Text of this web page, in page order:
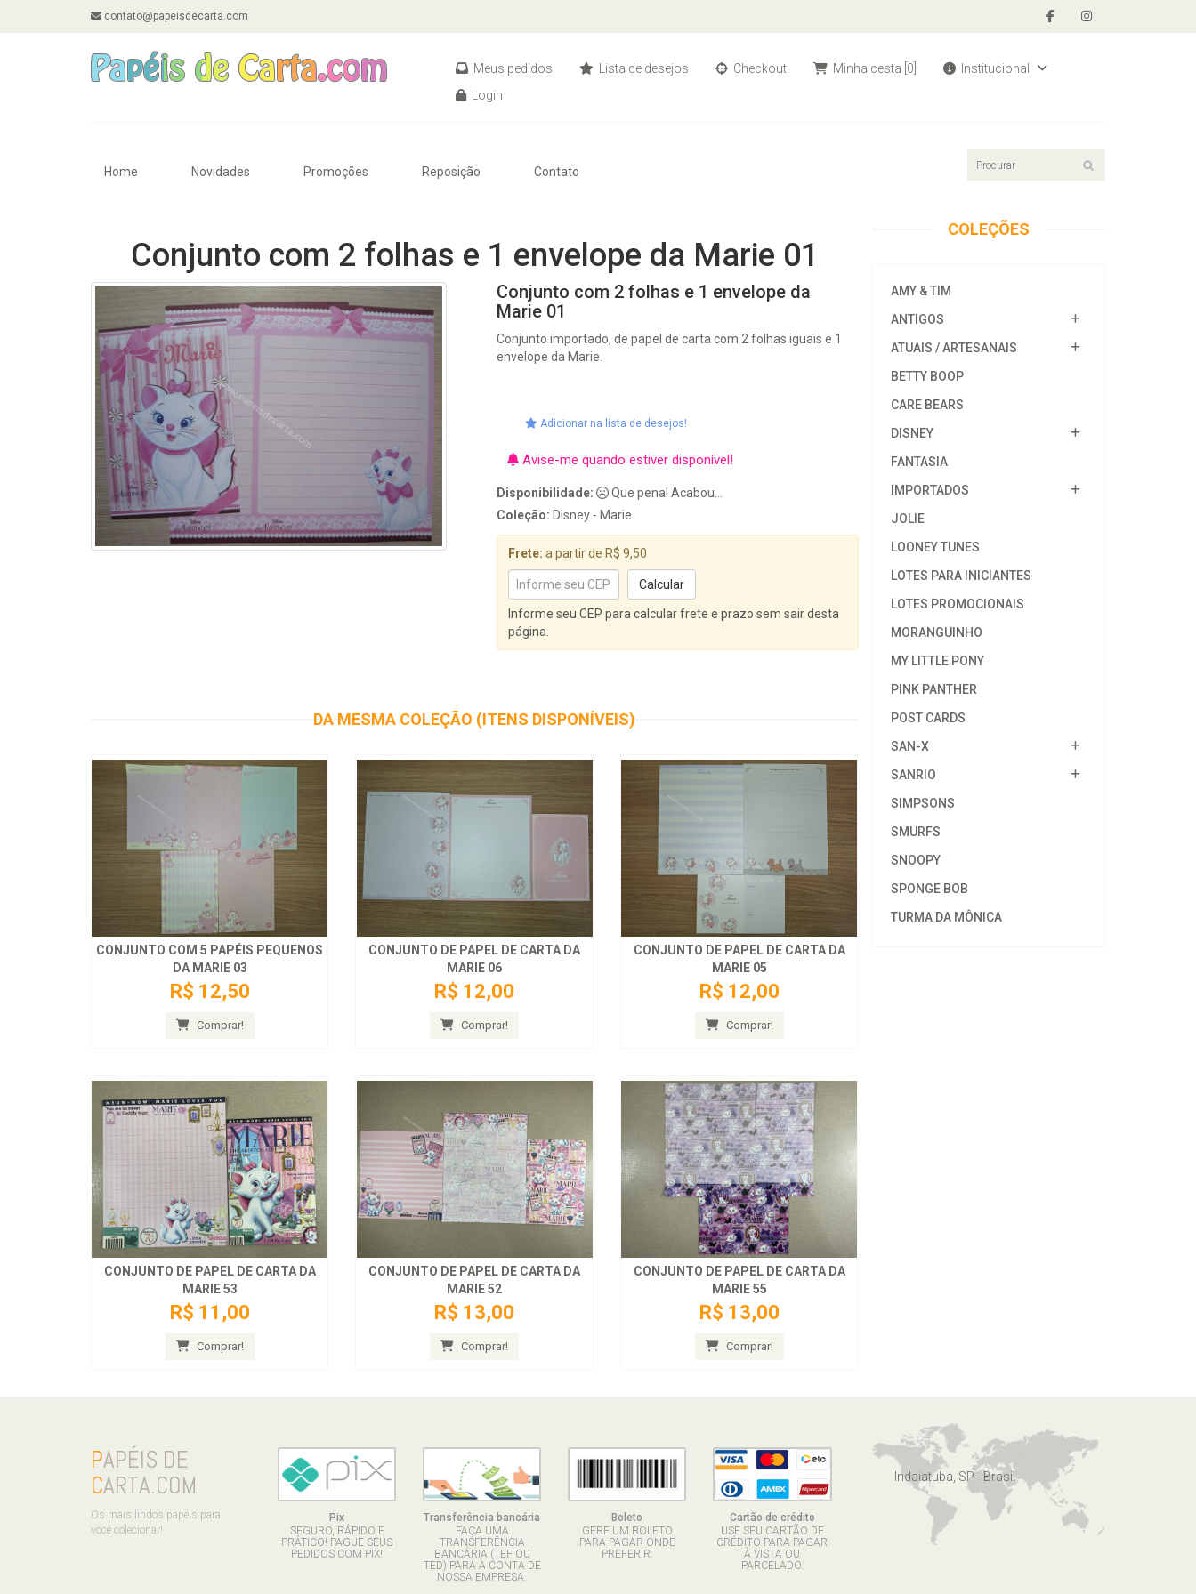
contato@papeisdecarta.com
Meus pedidos Lista de desejos Checkout Minha cesta [0]
Institucional
Login
Home Novidades Promoções Reposição Contato
Conjunto com 2 folhas e 1 envelope da Marie 01
Conjunto com 2 folhas e 1 envelope da
Marie 01
Conjunto importado, de papel de carta com 2 folhas iguais e 1
envelope da Marie.
Adicionar na lista de desejos!
Avise-me quando estiver disponível!
Disponibilidade:
Que pena! Acabou...
Coleção: Disney - Marie
Frete: a partir de R$ 9,50
Informe seu CEP para calcular frete e prazo sem sair desta
página.
DA MESMA COLEÇÃO (ITENS DISPONÍVEIS)
CONJUNTO COM 5 PAPÉIS PEQUENOS
DA MARIE 03
R$ 12,50
Comprar!
CONJUNTO DE PAPEL DE CARTA DA
MARIE 06
R$ 12,00
Comprar!
CONJUNTO DE PAPEL DE CARTA DA
MARIE 05
R$ 12,00
Comprar!
CONJUNTO DE PAPEL DE CARTA DA
MARIE 53
R$ 11,00
Comprar!
CONJUNTO DE PAPEL DE CARTA DA
MARIE 52
R$ 13,00
Comprar!
CONJUNTO DE PAPEL DE CARTA DA
MARIE 55
R$ 13,00
Comprar!
COLEÇÕES
AMY & TIM
ANTIGOS
ATUAIS / ARTESANAIS
BETTY BOOP
CARE BEARS
DISNEY
FANTASIA
IMPORTADOS
JOLIE
LOONEY TUNES
LOTES PARA INICIANTES
LOTES PROMOCIONAIS
MORANGUINHO
MY LITTLE PONY
PINK PANTHER
POST CARDS
SAN-X
SANRIO
SIMPSONS
SMURFS
SNOOPY
SPONGE BOB
TURMA DA MÔNICA
PAPÉIS DE
CARTA.COM
Os mais lindos papéis para
você colecionar!
Pix
SEGURO, RÁPIDO E
PRÁTICO! PAGUE SEUS
PEDIDOS COM PIX!
Transferência bancária
FAÇA UMA
TRANSFERÊNCIA
BANCÁRIA (TEF OU
TED) PARA A CONTA DE
NOSSA EMPRESA.
Boleto
GERE UM BOLETO
PARA PAGAR ONDE
PREFERIR.
Cartão de crédito
USE SEU CARTÃO DE
CRÉDITO PARA PAGAR
À VISTA OU
PARCELADO.
Indaiatuba, SP - Brasil